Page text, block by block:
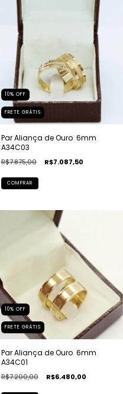
10% OFF
FRETE GRÁTIS
Par Aliança de Ouro  6mm 
A34C03
R$7.875,00 R$7.087,50
COMPRAR
10% OFF
FRETE GRÁTIS
Par Aliança de Ouro  6mm 
A34C01
R$7.200,00 R$6.480,00